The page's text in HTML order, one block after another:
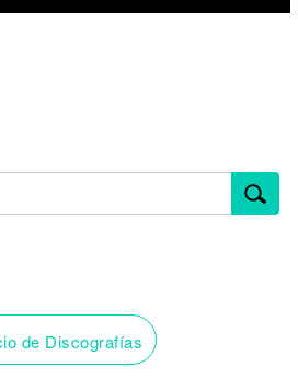
de Discografías